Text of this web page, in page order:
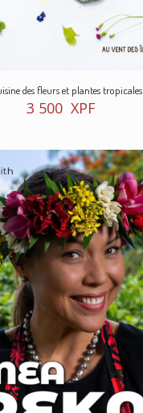
des fleurs et plantes tropicales
3 500 XPF